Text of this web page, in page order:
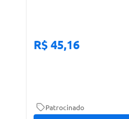
R$ 45,16
Patrocinado